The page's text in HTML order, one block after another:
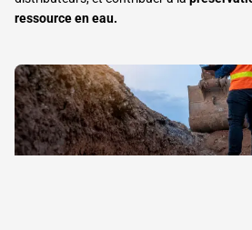
ressource en eau.